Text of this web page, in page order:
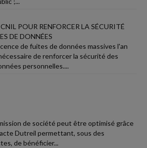
POUR RENFORCER LA SÉCURITÉ
DE DONNÉES
de fuites de données massives l'an
de renforcer la sécurité des
personnelles....
de société peut être optimisé grâce
Dutreil permettant, sous des
de bénéficier...